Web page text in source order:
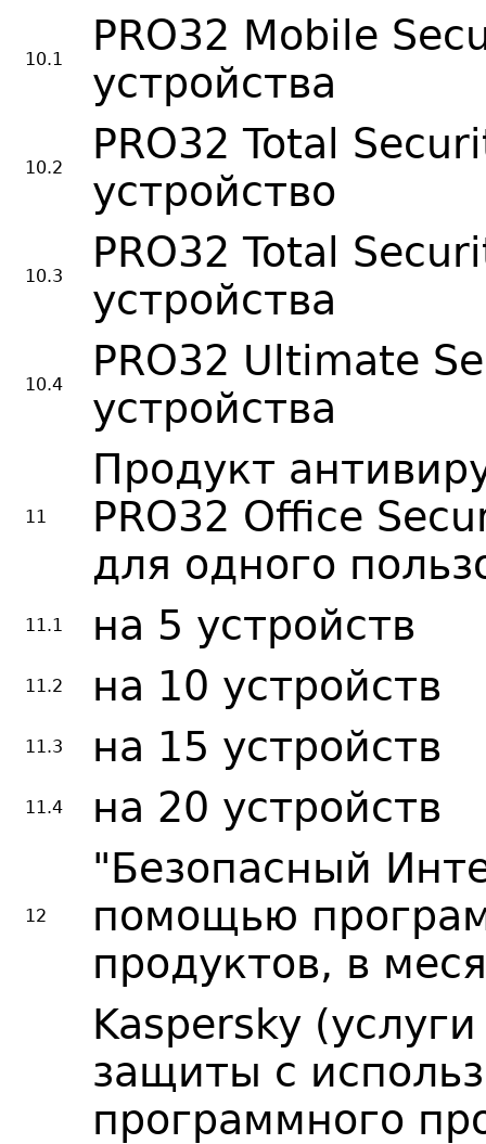
10.1
PRO32 Mobile
устройства
10.2
PRO32 Total
устройство
10.3
PRO32 Total
устройства
10.4
PRO32 Ultimate
устройства
11
Продукт
PRO32 Office
для одного
11.1 на 5 устройств
11.2 на 10 устройств
11.3 на 15 устройств
11.4 на 20 устройств
12
"Безопасный
помощью
продуктов, в
Kaspersky
защиты с
программного